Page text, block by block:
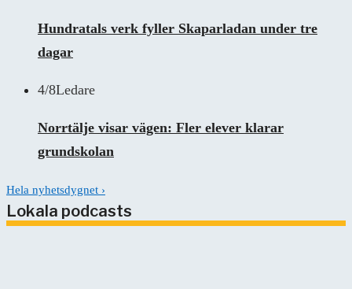
Hundratals verk fyller Skaparladan under tre
dagar
4/8Ledare
Norrtälje visar vägen: Fler elever klarar
grundskolan
Hela nyhetsdygnet ›
Lokala podcasts